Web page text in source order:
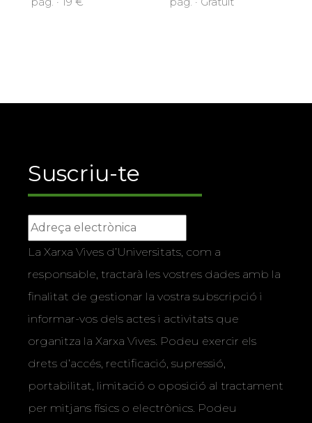
Suscriu-te
La Xarxa Vives d’Universitats, com a
responsable, tractarà les vostres dades amb la
finalitat de gestionar la vostra subscripció i
informar-vos dels actes i activitats que
organitza la Xarxa Vives. Podeu exercir els
drets d’accés, rectificació, supressió,
portabilitat, limitació o oposició al tractament
per mitjans físics o electrònics. Podeu